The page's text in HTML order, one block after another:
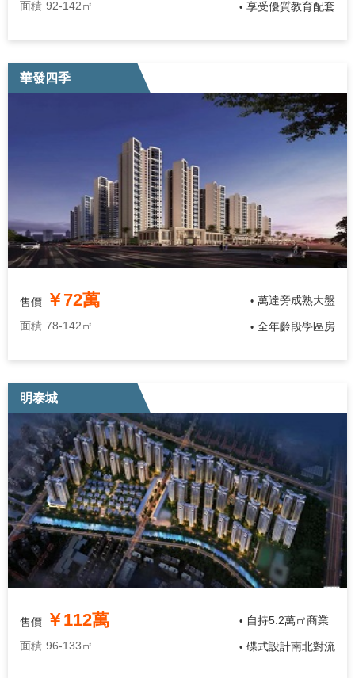
面積 92-142㎡ • 享受優質教育配套
華發四季
售價 ￥72萬
面積 78-142㎡
• 萬達旁成熟大盤
• 全年齡段學區房
明泰城
售價 ￥112萬
面積 96-133㎡
• 自持5.2萬㎡商業
• 碟式設計南北對流